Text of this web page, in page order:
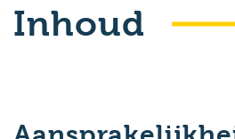
Inhoud